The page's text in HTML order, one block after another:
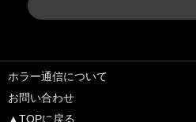
ホラー通信について
お問い合わせ
▲TOPに戻る